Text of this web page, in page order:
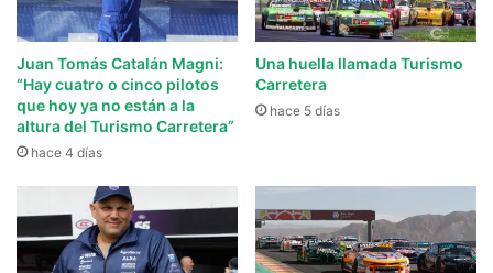
Juan Tomás Catalán Magni:
“Hay cuatro o cinco pilotos
que hoy ya no están a la
altura del Turismo Carretera”
hace 4 días
Una huella llamada Turismo
Carretera
hace 5 días